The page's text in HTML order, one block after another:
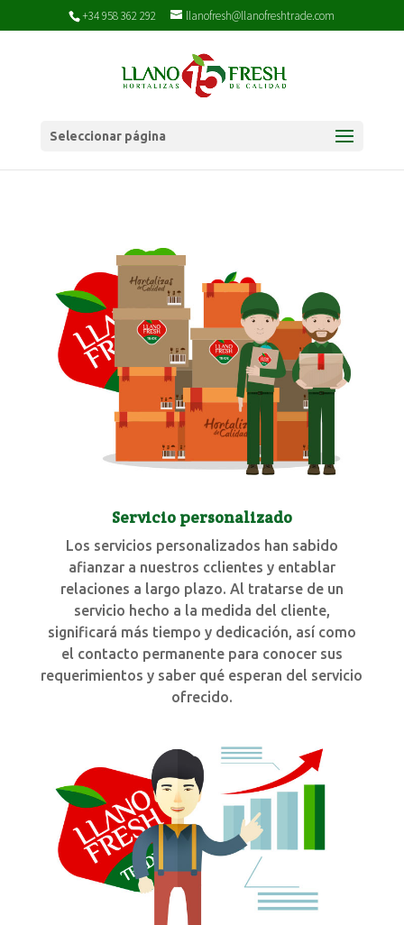
+34 958 362 292 llanofresh@llanofreshtrade.com
Seleccionar página
Servicio personalizado
Los servicios personalizados han sabido
afianzar a nuestros cclientes y entablar
relaciones a largo plazo. Al tratarse de un
servicio hecho a la medida del cliente,
significará más tiempo y dedicación, así como
el contacto permanente para conocer sus
requerimientos y saber qué esperan del servicio
ofrecido.